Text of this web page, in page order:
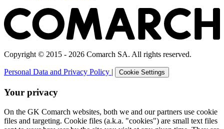
Copyright © 2015 - 2026 Comarch SA. All rights reserved.
Personal Data and Privacy Policy | Cookie Settings
Your privacy
On the GK Comarch websites, both we and our partners use cookie
files and targeting. Cookie files (a.k.a. "cookies") are small text files